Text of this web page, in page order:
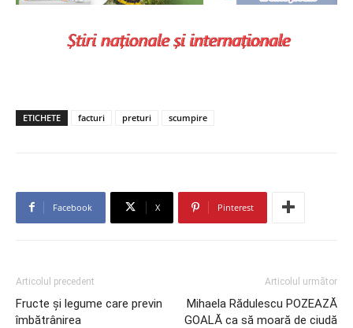
ETICHETE facturi preturi scumpire
Facebook X Pinterest
Articolul precedent
Fructe şi legume care previn
îmbătrânirea
Articolul următor
Mihaela Rădulescu POZEAZĂ
GOALĂ ca să moară de ciudă